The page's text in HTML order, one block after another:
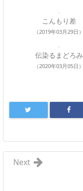
こんもり差
（2019年03月29日）
伝染るまどろみ
（2020年03月05日）
Next